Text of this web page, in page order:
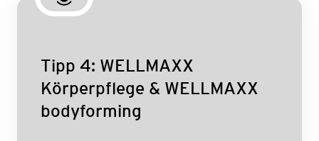
Tipp 4: WELLMAXX
Körperpflege & WELLMAXX
bodyforming